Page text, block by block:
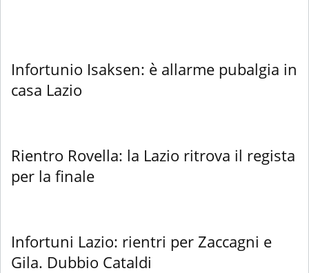
Infortunio Isaksen: è allarme pubalgia in
casa Lazio
Rientro Rovella: la Lazio ritrova il regista
per la finale
Infortuni Lazio: rientri per Zaccagni e
Gila. Dubbio Cataldi